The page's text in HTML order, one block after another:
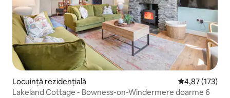
Locuință rezidențială Scor mediu
4,87 (173)
Lakeland Cottage - Bowness-on-Windermere doarme 6